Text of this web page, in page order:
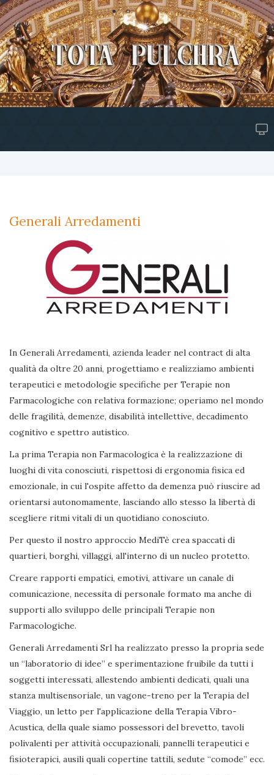
Generali Arredamenti
In Generali Arredamenti, azienda leader nel contract di alta
qualità da oltre 20 anni, progettiamo e realizziamo ambienti
terapeutici e metodologie specifiche per Terapie non
Farmacologiche con relativa formazione; operiamo nel mondo
delle fragilità, demenze, disabilità intellettive, decadimento
cognitivo e spettro autistico.
La prima Terapia non Farmacologica è la realizzazione di
luoghi di vita conosciuti, rispettosi di ergonomia fisica ed
emozionale, in cui l'ospite affetto da demenza può riuscire ad
orientarsi autonomamente, lasciando allo stesso la libertà di
scegliere ritmi vitali di un quotidiano conosciuto.
Per questo il nostro approccio MediTè crea spaccati di
quartieri, borghi, villaggi, all'interno di un nucleo protetto.
Creare rapporti empatici, emotivi, attivare un canale di
comunicazione, necessita di personale formato ma anche di
supporti allo sviluppo delle principali Terapie non
Farmacologiche.
Generali Arredamenti Srl ha realizzato presso la propria sede
un “laboratorio di idee” e sperimentazione fruibile da tutti i
soggetti interessati, allestendo ambienti dedicati, quali una
stanza multisensoriale, un vagone-treno per la Terapia del
Viaggio, un letto per l'applicazione della Terapia Vibro-
Acustica, della quale siamo possessori del brevetto, tavoli
polivalenti per attività occupazionali, pannelli terapeutici e
fisioterapici, ausili quali copertine tattili, sedute “comode” ecc.